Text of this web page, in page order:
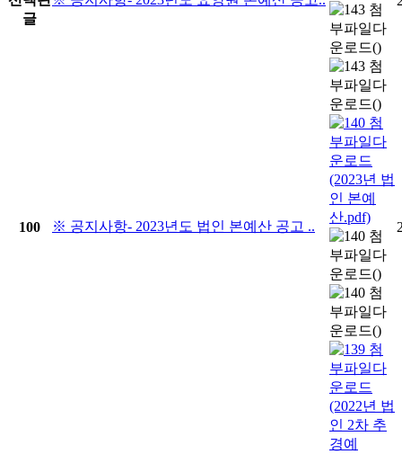
100 ※ 공지사항- 2023년도 법인 본예산 공고 ..